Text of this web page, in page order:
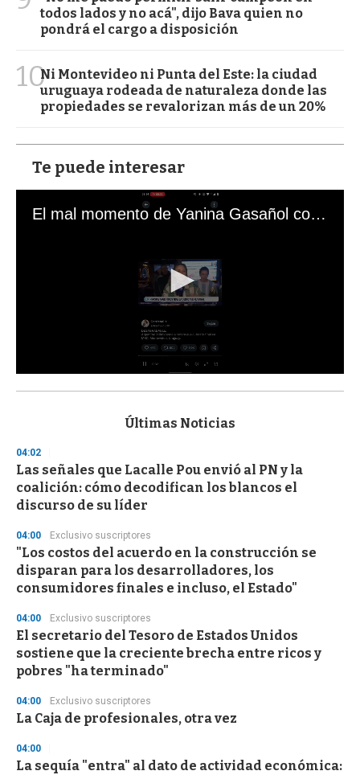
todos lados y no acá", dijo Bava quien no
pondrá el cargo a disposición
10Ni Montevideo ni Punta del Este: la ciudad
uruguaya rodeada de naturaleza donde las
propiedades se revalorizan más de un 20%
Te puede interesar
El mal momento de Yanina Gasañol con un hincha argentino en "Subrayado"
s
d
s
o
f
3
s
e
o
n
Últimas Noticias
04:02
Las señales que Lacalle Pou envió al PN y la
coalición: cómo decodifican los blancos el
discurso de su líder
04:00 Exclusivo suscriptores
"Los costos del acuerdo en la construcción se
disparan para los desarrolladores, los
consumidores finales e incluso, el Estado"
04:00 Exclusivo suscriptores
El secretario del Tesoro de Estados Unidos
sostiene que la creciente brecha entre ricos y
pobres "ha terminado"
04:00 Exclusivo suscriptores
La Caja de profesionales, otra vez
04:00
La sequía "entra" al dato de actividad económica: